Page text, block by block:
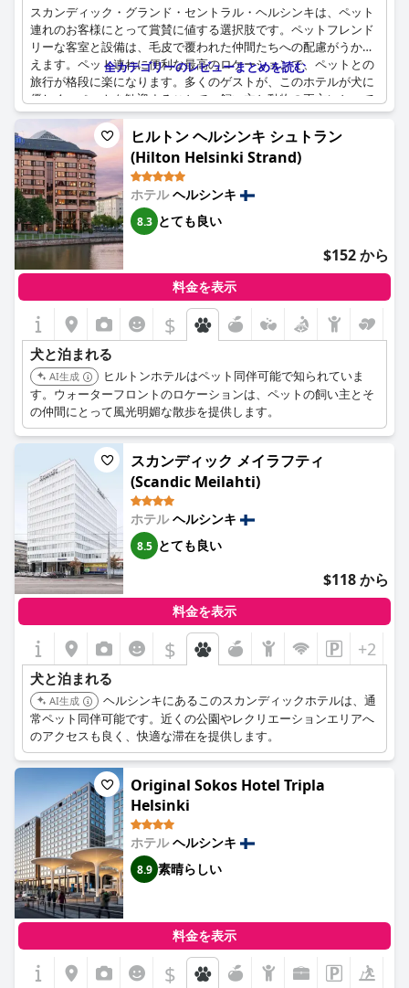
スカンディック・グランド・セントラル・ヘルシンキは、ペット
連れのお客様にとって賞賛に値する選択肢です。ペットフレンド
リーな客室と設備は、毛皮で覆われた仲間たちへの配慮がうかが
えます。ペット連れに便利な最高のロケーションで、ペットとの
旅行が格段に楽になります。多くのゲストが、このホテルが犬に
優しく、ペットを歓迎することで、飼い主と動物の両方にとって
快適な滞在になると高く評価しています。さらに、犬への特別な
配慮も明らかで、滞在中ペットが満足できるように配慮されてい
ます。ただし、犬は共用エリアには入れないため、旅行者によっ
ては考慮が必要となる場合があります。全体として、このホテル
はペットフレンドリーであることに力を入れており、最高のロケ
ーションと合わせて、ペット連れの方に最適です。
全カテゴリーのレビューまとめを読む
ヒルトン ヘルシンキ シュトラン
(Hilton Helsinki Strand)
ホテルヘルシンキ
8.3 とても良い
$152 から
料金を表示
$
犬と泊まれる
AI生成
ヒルトンホテルはペット同伴可能で知られていま
す。ウォーターフロントのロケーションは、ペットの飼い主とそ
の仲間にとって風光明媚な散歩を提供します。
スカンディック メイラフティ
(Scandic Meilahti)
ホテルヘルシンキ
8.5 とても良い
$118 から
料金を表示
$ +2
犬と泊まれる
AI生成
ヘルシンキにあるこのスカンディックホテルは、通
常ペット同伴可能です。近くの公園やレクリエーションエリアへ
のアクセスも良く、快適な滞在を提供します。
Original Sokos Hotel Tripla
Helsinki
ホテルヘルシンキ
8.9 素晴らしい
料金を表示
$